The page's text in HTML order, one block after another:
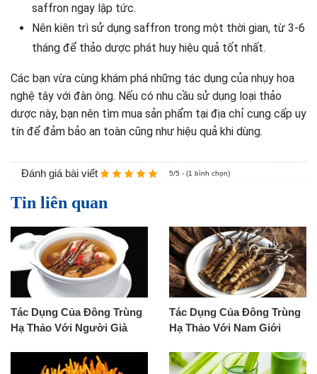
saffron ngay lập tức.
Nên kiên trì sử dụng saffron trong một thời gian, từ 3-6
tháng để thảo dược phát huy hiệu quả tốt nhất.
Các bạn vừa cùng khám phá những tác dụng của nhụy hoa
nghệ tây với đàn ông. Nếu có nhu cầu sử dụng loại thảo
dược này, bạn nên tìm mua sản phẩm tại địa chỉ cung cấp uy
tín để đảm bảo an toàn cũng như hiệu quả khi dùng.
Đánh giá bài viết 5/5 - (1 bình chọn)
Tin liên quan
Tác Dụng Của Đông Trùng
Hạ Thảo Với Người Già
Tác Dụng Của Đông Trùng
Hạ Thảo Với Nam Giới